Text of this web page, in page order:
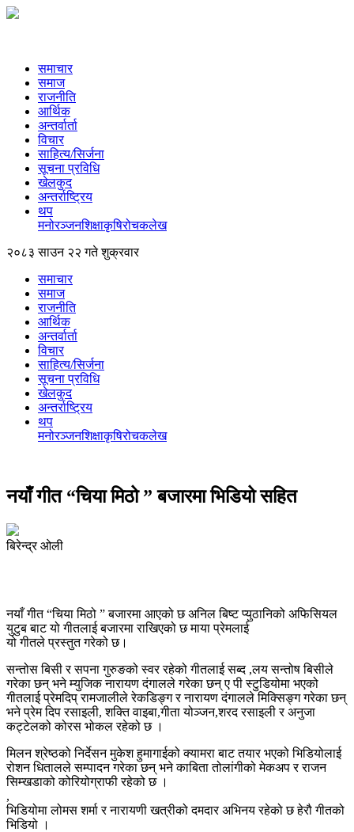
समाचार
समाज
राजनीति
आर्थिक
अन्तर्वार्ता
विचार
साहित्य/सिर्जना
सूचना प्रविधि
खेलकुद
अन्तर्राष्ट्रिय
थप
मनोरञ्‍जनशिक्षाकृषिरोचकलेख
२०८३ साउन २२ गते शुक्रवार
समाचार
समाज
राजनीति
आर्थिक
अन्तर्वार्ता
विचार
साहित्य/सिर्जना
सूचना प्रविधि
खेलकुद
अन्तर्राष्ट्रिय
थप
मनोरञ्‍जनशिक्षाकृषिरोचकलेख
नयाँ गीत “चिया मिठो ” बजारमा भिडियो सहित
बिरेन्द्र ओली
नयाँ गीत “चिया मिठो ” बजारमा आएको छ अनिल बिष्ट प्युठानिको अफिसियल
युटुब बाट यो गीतलाई बजारमा राखिएको छ माया प्रेमलाई
यो गीतले प्रस्तुत गरेको छ।
सन्तोस बिसी र सपना गुरुङको स्वर रहेको गीतलाई सब्द ,लय सन्तोष बिसीले
गरेका छन् भने म्युजिक नारायण दंगालले गरेका छन् ए पी स्टुडियोमा भएको
गीतलाई प्रेमदिप् रामजालीले रेकडिङ्ग र नारायण दंगालले मिक्सिङ्ग गरेका छन्
भने प्रेम दिप रसाइली, शक्ति वाइबा,गीता योञ्जन,शरद रसाइली र अनुजा
कट्टेलको कोरस भोकल रहेको छ ।
मिलन श्रेष्ठको निर्देसन मुकेश हुमागाईको क्यामरा बाट तयार भएको भिडियोलाई
रोशन धितालले सम्पादन गरेका छन् भने काबिता तोलांगीको मेकअप र राजन
सिम्खडाको कोरियोग्राफी रहेको छ ।
,
भिडियोमा लोमस शर्मा र नारायणी खत्रीको दमदार अभिनय रहेको छ हेरौ गीतको
भिडियो ।